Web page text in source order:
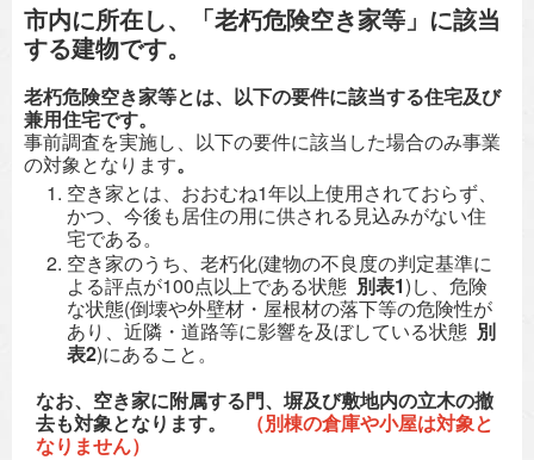
市内に所在し、「老朽危険空き家等」に該当
する建物です。
老朽危険空き家等とは、以下の要件に該当する住宅及び
兼用住宅です。
事前調査を実施し、以下の要件に該当した場合のみ事業
の対象となります。
空き家とは、おおむね1年以上使用されておらず、
かつ、今後も居住の用に供される見込みがない住
宅である。
空き家のうち、老朽化(建物の不良度の判定基準に
よる評点が100点以上である状態 別表1)し、危険
な状態(倒壊や外壁材・屋根材の落下等の危険性が
あり、近隣・道路等に影響を及ぼしている状態 別
表2)にあること。
なお、空き家に附属する門、塀及び敷地内の立木の撤
去も対象となります。
（別棟の倉庫や小屋は対象と
なりません）